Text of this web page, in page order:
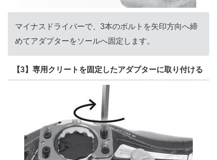
マイナスドライバーで、3本のボルトを矢印方向へ締
めてアダプターをソールへ固定します。
【3】専用クリートを固定したアダプターに取り付ける